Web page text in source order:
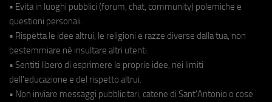
• Evita in luoghi pubblici (forum, chat, community) polemiche e
questioni personali.
• Rispetta le idee altrui, le religioni e razze diverse dalla tua, non
bestemmiare né insultare altri utenti.
• Sentiti libero di esprimere le proprie idee, nei limiti
dell'educazione e del rispetto altrui.
• Non inviare messaggi pubblicitari, catene di Sant'Antonio o cose